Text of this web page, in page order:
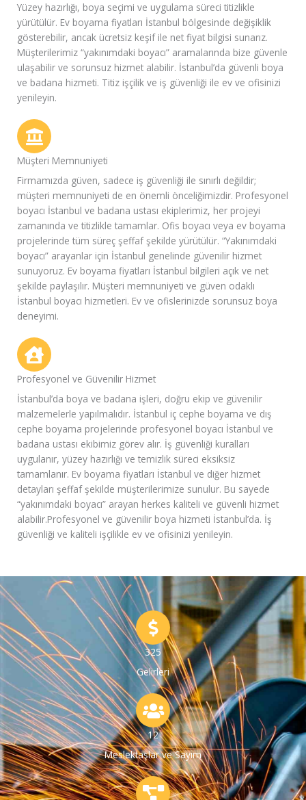
Yüzey hazırlığı, boya seçimi ve uygulama süreci titizlikle
yürütülür. Ev boyama fiyatları İstanbul bölgesinde değişiklik
gösterebilir, ancak ücretsiz keşif ile net fiyat bilgisi sunarız.
Müşterilerimiz “yakınımdaki boyacı” aramalarında bize güvenle
ulaşabilir ve sorunsuz hizmet alabilir. İstanbul’da güvenli boya
ve badana hizmeti. Titiz işçilik ve iş güvenliği ile ev ve ofisinizi
yenileyin.
Müşteri Memnuniyeti
Firmamızda güven, sadece iş güvenliği ile sınırlı değildir;
müşteri memnuniyeti de en önemli önceliğimizdir. Profesyonel
boyacı İstanbul ve badana ustası ekiplerimiz, her projeyi
zamanında ve titizlikle tamamlar. Ofis boyacı veya ev boyama
projelerinde tüm süreç şeffaf şekilde yürütülür. “Yakınımdaki
boyacı” arayanlar için İstanbul genelinde güvenilir hizmet
sunuyoruz. Ev boyama fiyatları İstanbul bilgileri açık ve net
şekilde paylaşılır. Müşteri memnuniyeti ve güven odaklı
İstanbul boyacı hizmetleri. Ev ve ofislerinizde sorunsuz boya
deneyimi.
Profesyonel ve Güvenilir Hizmet
İstanbul’da boya ve badana işleri, doğru ekip ve güvenilir
malzemelerle yapılmalıdır. İstanbul iç cephe boyama ve dış
cephe boyama projelerinde profesyonel boyacı İstanbul ve
badana ustası ekibimiz görev alır. İş güvenliği kuralları
uygulanır, yüzey hazırlığı ve temizlik süreci eksiksiz
tamamlanır. Ev boyama fiyatları İstanbul ve diğer hizmet
detayları şeffaf şekilde müşterilerimize sunulur. Bu sayede
“yakınımdaki boyacı” arayan herkes kaliteli ve güvenli hizmet
alabilir.Profesyonel ve güvenilir boya hizmeti İstanbul’da. İş
güvenliği ve kaliteli işçilikle ev ve ofisinizi yenileyin.
325
Gelirleri
12
Meslektaşlar ve Sayım